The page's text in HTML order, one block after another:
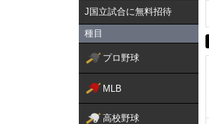
J国立試合に無料招待
種目
プロ野球
MLB
高校野球